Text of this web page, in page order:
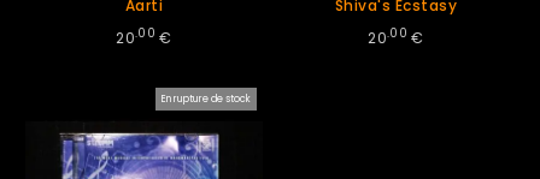
Aarti
20.00 €
Shiva's Ecstasy
20.00 €
En rupture de stock